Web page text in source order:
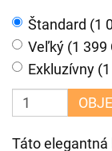
Štandard (1
Veľký (1 399
Exkluzívny
Táto